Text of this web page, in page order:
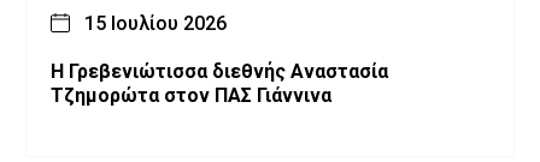
15 Ιουλίου 2026
Η Γρεβενιώτισσα διεθνής Αναστασία
Τζημορώτα στον ΠΑΣ Γιάννινα